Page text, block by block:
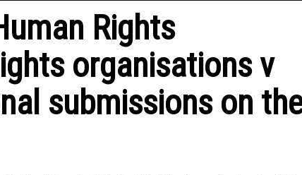
Rights
organisations v
submissions on